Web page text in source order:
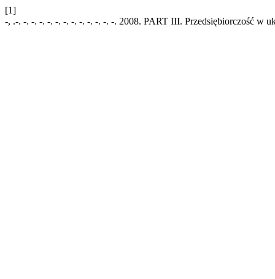
[1]
-, .-. -. -. -. -. -. -. -. -. -. -. -. -. 2008. PART III. Przedsiębiorczość w